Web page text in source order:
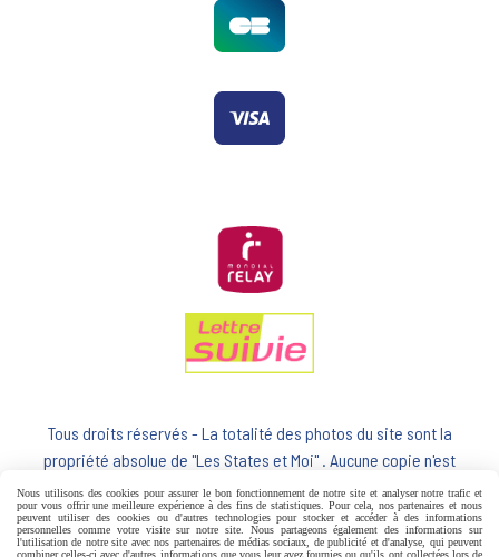
Tous droits réservés - La totalité des photos du site sont la
propriété absolue de "Les States et Moi" . Aucune copie n'est
autorisée
Nous utilisons des cookies pour assurer le bon fonctionnement de notre site et analyser notre trafic et
pour vous offrir une meilleure expérience à des fins de statistiques. Pour cela, nos partenaires et nous
peuvent utiliser des cookies ou d'autres technologies pour stocker et accéder à des informations
personnelles comme votre visite sur notre site. Nous partageons également des informations sur
l'utilisation de notre site avec nos partenaires de médias sociaux, de publicité et d'analyse, qui peuvent
combiner celles-ci avec d'autres informations que vous leur avez fournies ou qu'ils ont collectées lors de